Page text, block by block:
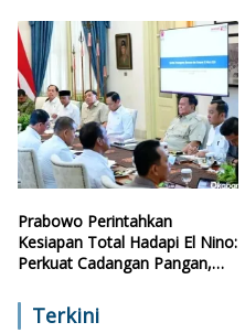
Prabowo Perintahkan
Kesiapan Total Hadapi El Nino:
Perkuat Cadangan Pangan,
Terkini